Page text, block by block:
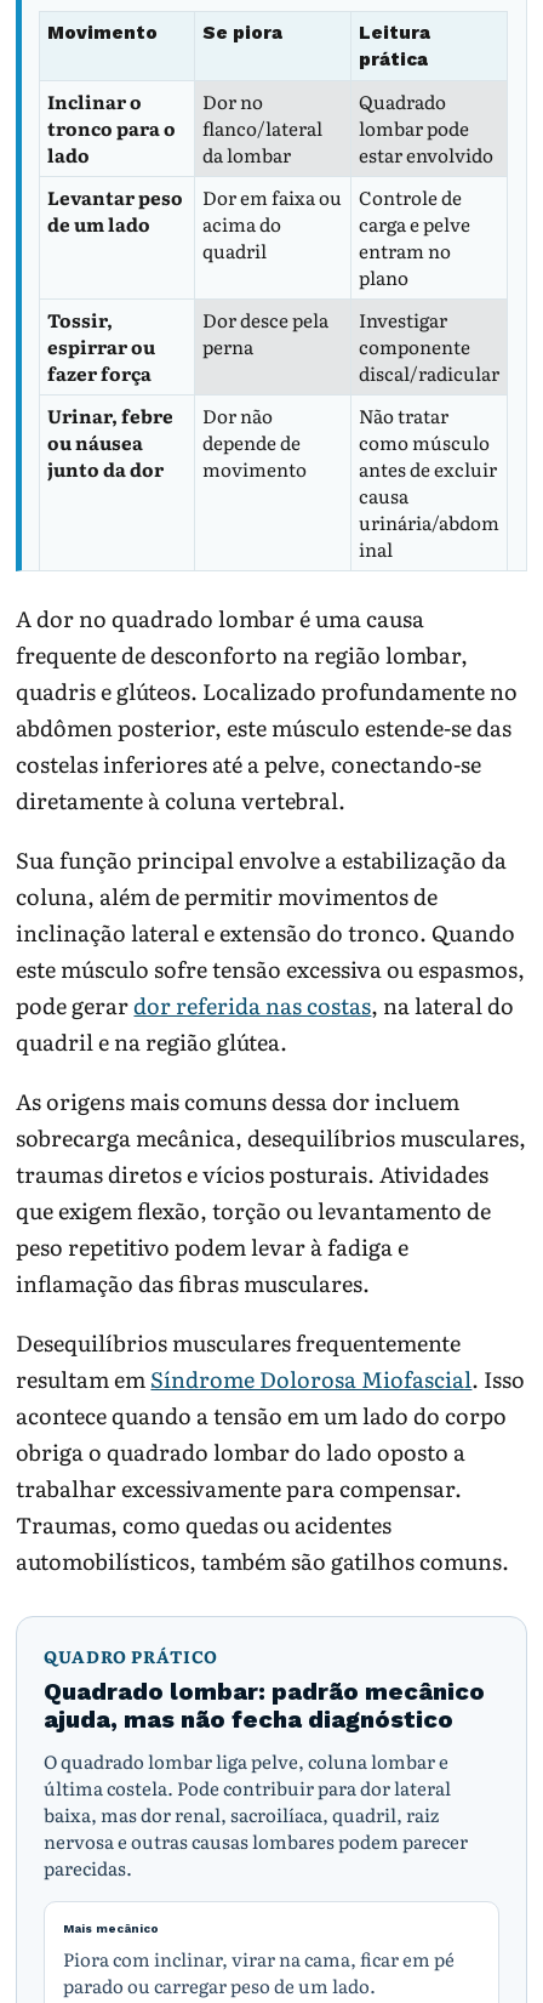
Movimento Se piora
Leitura
prática
Inclinar o
tronco para o
lado
Dor no
flanco/lateral
da lombar
Quadrado
lombar pode
estar envolvido
Levantar peso
de um lado
Dor em faixa ou
acima do
quadril
Controle de
carga e pelve
entram no
plano
Tossir,
espirrar ou
fazer força
Dor desce pela
perna
Investigar
componente
discal/radicular
Urinar, febre
ou náusea
junto da dor
Dor não
depende de
movimento
Não tratar
como músculo
antes de excluir
causa
urinária/abdom
inal
A dor no quadrado lombar é uma causa
frequente de desconforto na região lombar,
quadris e glúteos. Localizado profundamente no
abdômen posterior, este músculo estende-se das
costelas inferiores até a pelve, conectando-se
diretamente à coluna vertebral.
Sua função principal envolve a estabilização da
coluna, além de permitir movimentos de
inclinação lateral e extensão do tronco. Quando
este músculo sofre tensão excessiva ou espasmos,
pode gerardor referida nas costas, na lateral do
quadril e na região glútea.
As origens mais comuns dessa dor incluem
sobrecarga mecânica, desequilíbrios musculares,
traumas diretos e vícios posturais. Atividades
que exigem flexão, torção ou levantamento de
peso repetitivo podem levar à fadiga e
inflamação das fibras musculares.
Desequilíbrios musculares frequentemente
resultam emSíndrome Dolorosa Miofascial. Isso
acontece quando a tensão em um lado do corpo
obriga o quadrado lombar do lado oposto a
trabalhar excessivamente para compensar.
Traumas, como quedas ou acidentes
automobilísticos, também são gatilhos comuns.
QUADRO PRÁTICO
Quadrado lombar: padrão mecânico
ajuda, mas não fecha diagnóstico
O quadrado lombar liga pelve, coluna lombar e
última costela. Pode contribuir para dor lateral
baixa, mas dor renal, sacroilíaca, quadril, raiz
nervosa e outras causas lombares podem parecer
parecidas.
Mais mecânico
Piora com inclinar, virar na cama, ficar em pé
parado ou carregar peso de um lado.